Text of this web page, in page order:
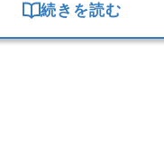
続きを読む